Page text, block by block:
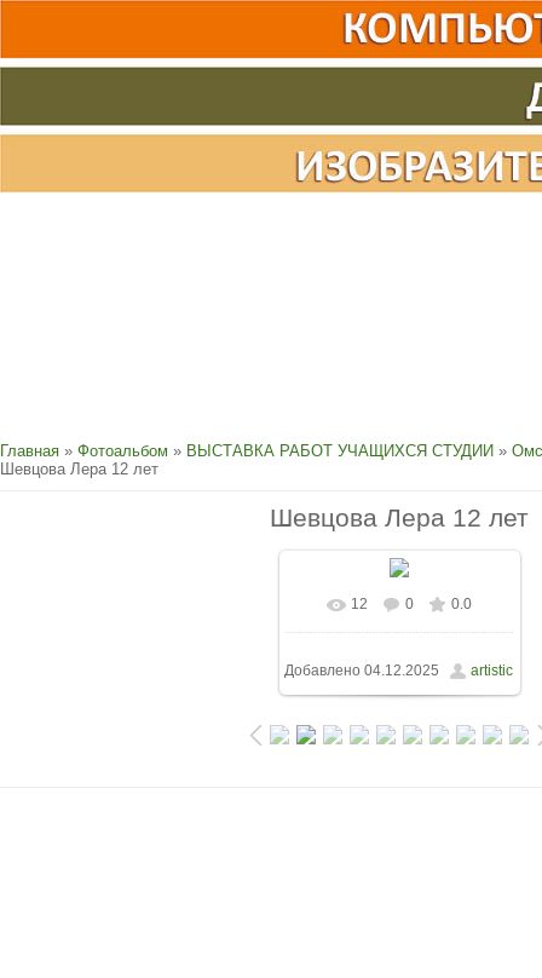
Главная » Фотоальбом » ВЫСТАВКА РАБОТ УЧАЩИХСЯ СТУДИИ »
Шевцова Лера 12 лет
Шевцова Лера 12 лет
12 0 0.0
Добавлено 04.12.2025 artistic